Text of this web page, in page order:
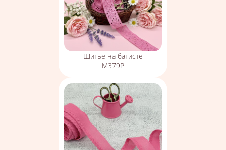
Шитье на батисте
М379Р